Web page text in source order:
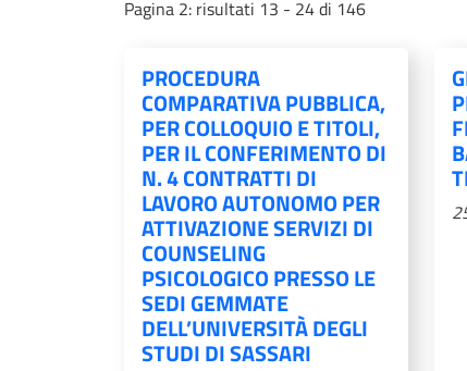
Pagina 2: risultati 13 - 24 di 146
PROCEDURA
COMPARATIVA PUBBLICA,
PER COLLOQUIO E TITOLI,
PER IL CONFERIMENTO DI
N. 4 CONTRATTI DI
LAVORO AUTONOMO PER
ATTIVAZIONE SERVIZI DI
COUNSELING
PSICOLOGICO PRESSO LE
SEDI GEMMATE
DELL’UNIVERSITÀ DEGLI
STUDI DI SASSARI